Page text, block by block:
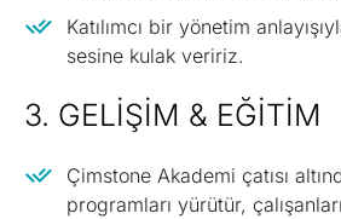
Katılımcı bir yönetim
sesine kulak veririz.
3. GELIŞIM & EĞITIM
Çimstone Akademi çatısı
programları yürütür,